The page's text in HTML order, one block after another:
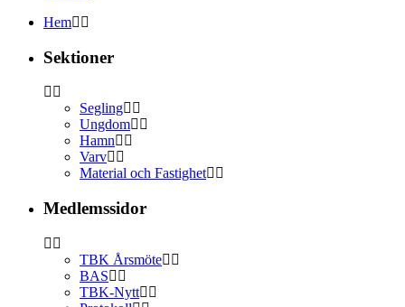
Hem
Sektioner
Segling
Ungdom
Hamn
Varv
Material och Fastighet
Medlemssidor
TBK Årsmöte
BAS
TBK-Nytt